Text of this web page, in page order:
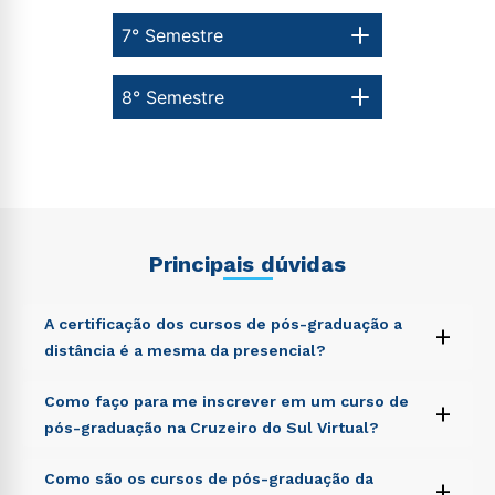
8° Semestre
7° Semestre
Principais dúvidas
A certificação dos cursos de pós-graduação a
distância é a mesma da presencial?
+
Sed ut perspiciatis unde omnis iste natus error sit
voluptatem accusantium doloremque laudantium,
totam rem aperiam, eaque ipsa quae ab illo inventore
explicabo. Nemo enim ipsam voluptatem quia
Como faço para me inscrever em um curso de
pós-graduação na Cruzeiro do Sul Virtual?
+
Sed ut perspiciatis unde omnis iste natus error sit
Como são os cursos de pós-graduação da